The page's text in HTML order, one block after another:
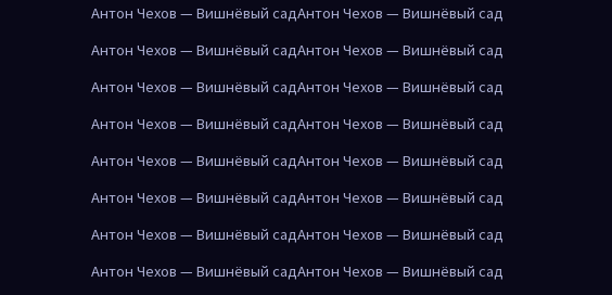
Антон Чехов — Вишнёвый садАнтон Чехов — Вишнёвый сад
Антон Чехов — Вишнёвый садАнтон Чехов — Вишнёвый сад
Антон Чехов — Вишнёвый садАнтон Чехов — Вишнёвый сад
Антон Чехов — Вишнёвый садАнтон Чехов — Вишнёвый сад
Антон Чехов — Вишнёвый садАнтон Чехов — Вишнёвый сад
Антон Чехов — Вишнёвый садАнтон Чехов — Вишнёвый сад
Антон Чехов — Вишнёвый садАнтон Чехов — Вишнёвый сад
Антон Чехов — Вишнёвый садАнтон Чехов — Вишнёвый сад